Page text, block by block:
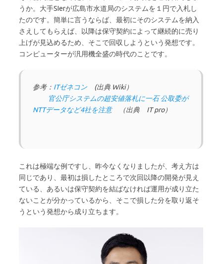
うか。大手SIerが広島市水道局のシステムを１円で入札し
たのです。簡単に言うならば、最初にそのシステムを納入
さえしてもらえば、以降は保守契約によって継続的に売り
上げが見込めるため、そこで回収しようという発想です。
コンピューターが汎用機全盛の時代のことです。
参考： ITゼネコン (出典 Wiki）
官公庁システムの超安値落札に一石 公取委が
NTTデータなど4社を注意（出典 IT pro）
これは極端な例ですし、昨今なくなりましたが、考え方は
同じであり、最初は損したところで次回以降の開発が見え
ている、あるいは保守契約を結ばなければ運用が成り立た
ないことが分かっているから、そこで損した分を取り返そ
うという発想から成り立ちます。